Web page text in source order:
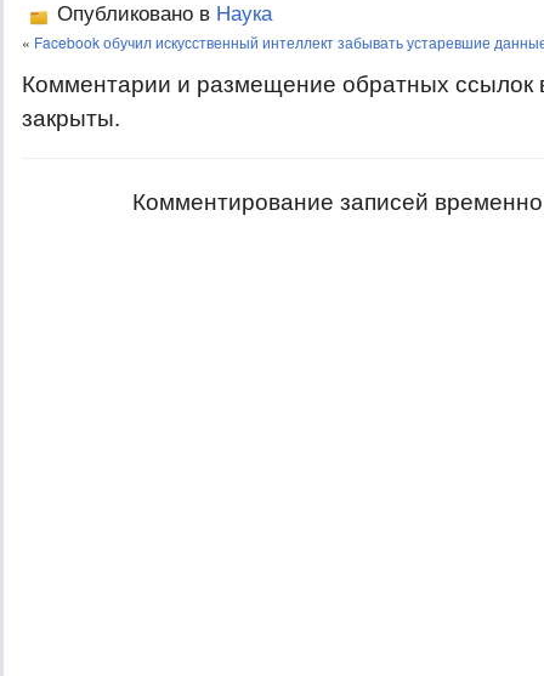
Опубликовано в Наука
« Facebook обучил искусственный интеллект забывать устаревшие
Комментарии и размещение обратных ссылок
закрыты.
Комментирование записей